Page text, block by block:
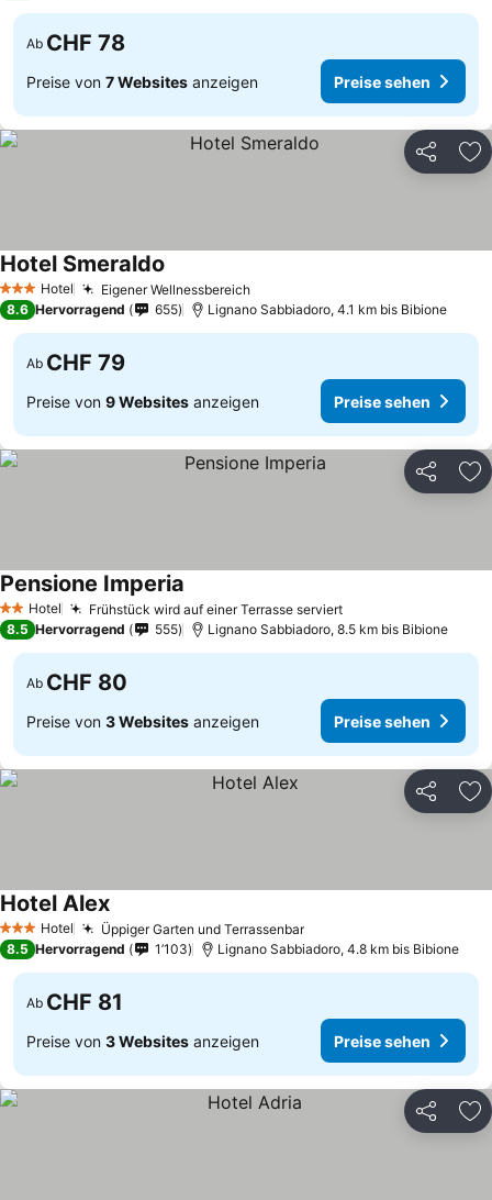
Ab CHF 78
Preise von 7 Websites anzeigen Preise sehen
Teilen
3 SterneHotel Eigener Wellnessbereich
Hotel Smeraldo
8.6 Hervorragend 655 Lignano Sabbiadoro, 4.1 km bis Bibione
Ab CHF 79
Preise von 9 Websites anzeigen Preise sehen
Teilen
2 Sterne
Hotel Frühstück wird auf einer Terrasse serviert
Pensione Imperia
8.5 Hervorragend 555 Lignano Sabbiadoro, 8.5 km bis Bibione
Ab CHF 80
Preise von 3 Websites anzeigen Preise sehen
Teilen
3 SterneHotel Üppiger Garten und Terrassenbar
Hotel Alex
8.5 Hervorragend 1’103 Lignano Sabbiadoro, 4.8 km bis Bibione
Ab CHF 81
Preise von 3 Websites anzeigen Preise sehen
Teilen